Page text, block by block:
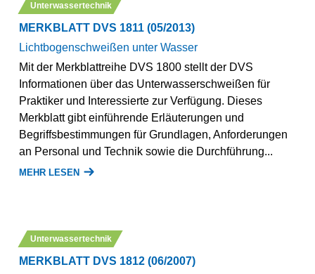
Unterwassertechnik
MERKBLATT DVS 1811 (05/2013)
Lichtbogenschweißen unter Wasser
Mit der Merkblattreihe DVS 1800 stellt der DVS
Informationen über das Unterwasserschweißen für
Praktiker und Interessierte zur Verfügung. Dieses
Merkblatt gibt einführende Erläuterungen und
Begriffsbestimmungen für Grundlagen, Anforderungen
an Personal und Technik sowie die Durchführung...
MEHR LESEN
Unterwassertechnik
MERKBLATT DVS 1812 (06/2007)